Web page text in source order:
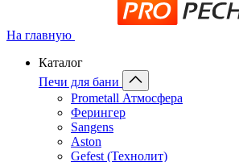
На главную
Каталог
Печи для бани
Prometall Атмосфера
Ферингер
Sangens
Aston
Gefest (Технолит)